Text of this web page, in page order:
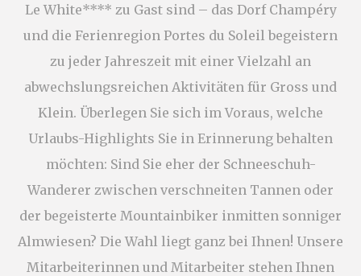
Identifier.
Statistik
Cookies dieser Art werden verwendet, um
Informationen über den Navigationspfad des
Benutzers zu sammeln, mit dem Ziel, die Statistiken
in einer aggregierten Weise zu analysieren, um die
Website zu verbessern
_ga
Google
Analytics
Google Analytics
allows user tracking
to enhance the
website
performance and
experience
2
Jahre
Le White**** zu Gast sind – das Dorf Champéry
und die Ferienregion Portes du Soleil begeistern
zu jeder Jahreszeit mit einer Vielzahl an
abwechslungsreichen Aktivitäten für Gross und
Klein. Überlegen Sie sich im Voraus, welche
Urlaubs-Highlights Sie in Erinnerung behalten
möchten: Sind Sie eher der Schneeschuh-
Wanderer zwischen verschneiten Tannen oder
der begeisterte Mountainbiker inmitten sonniger
Almwiesen? Die Wahl liegt ganz bei Ihnen! Unsere
Mitarbeiterinnen und Mitarbeiter stehen Ihnen